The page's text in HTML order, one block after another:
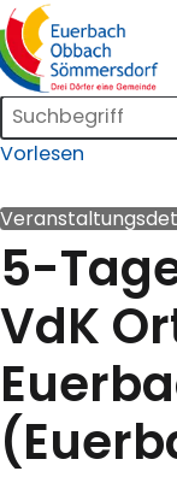
Kontrast
Home
Vorlesen
5-
VdK